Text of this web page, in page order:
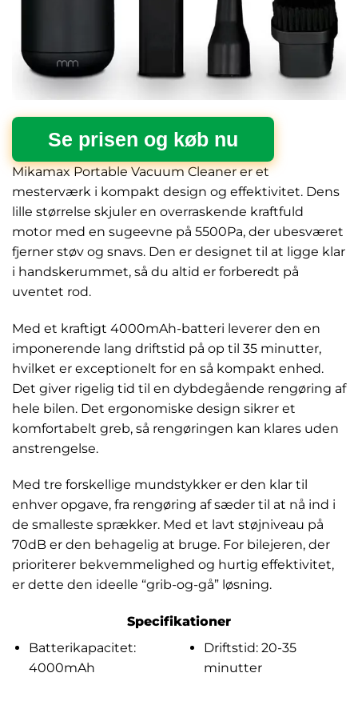
Se prisen og køb nu
Mikamax Portable Vacuum Cleaner er et
mesterværk i kompakt design og effektivitet. Dens
lille størrelse skjuler en overraskende kraftfuld
motor med en sugeevne på 5500Pa, der ubesværet
fjerner støv og snavs. Den er designet til at ligge klar
i handskerummet, så du altid er forberedt på
uventet rod.
Med et kraftigt 4000mAh-batteri leverer den en
imponerende lang driftstid på op til 35 minutter,
hvilket er exceptionelt for en så kompakt enhed.
Det giver rigelig tid til en dybdegående rengøring af
hele bilen. Det ergonomiske design sikrer et
komfortabelt greb, så rengøringen kan klares uden
anstrengelse.
Med tre forskellige mundstykker er den klar til
enhver opgave, fra rengøring af sæder til at nå ind i
de smalleste sprækker. Med et lavt støjniveau på
70dB er den behagelig at bruge. For bilejeren, der
prioriterer bekvemmelighed og hurtig effektivitet,
er dette den ideelle “grib-og-gå” løsning.
Specifikationer
Batterikapacitet:
4000mAh
Driftstid: 20-35
minutter